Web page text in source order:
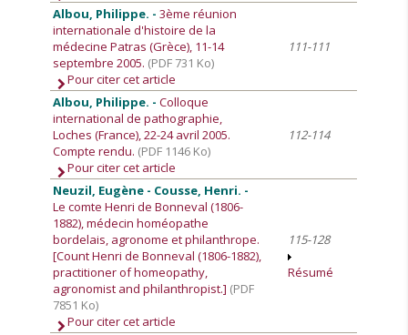
Albou, Philippe. -3ème réunion
internationale d'histoire de la
médecine Patras (Grèce), 11-14
septembre 2005. (PDF 731 Ko)
Pour citer cet article
111-111
Albou, Philippe. -Colloque
international de pathographie,
Loches (France), 22-24 avril 2005.
Compte rendu. (PDF 1146 Ko)
Pour citer cet article
112-114
Neuzil, Eugène - Cousse, Henri. -
Le comte Henri de Bonneval (1806-
1882), médecin homéopathe
bordelais, agronome et philanthrope.
[Count Henri de Bonneval (1806-1882),
practitioner of homeopathy,
agronomist and philanthropist.] (PDF
7851 Ko)
Pour citer cet article
115-128
Résumé